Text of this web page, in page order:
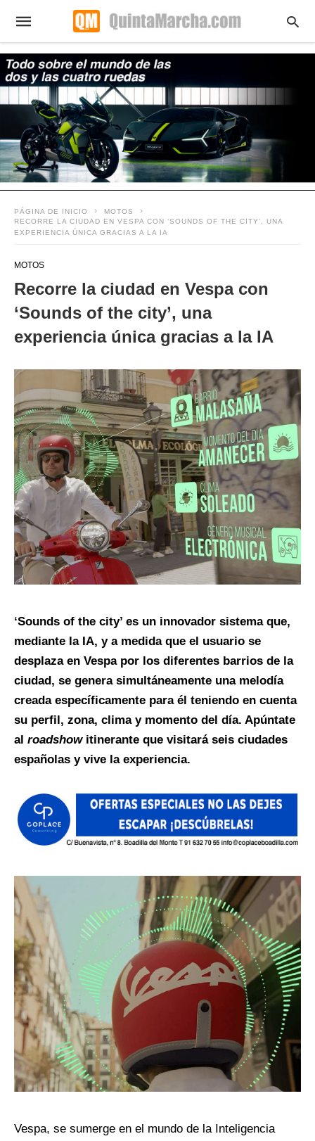
PÁGINA DE INICIO
MOTOS
RECORRE LA CIUDAD EN VESPA CON ‘SOUNDS OF THE CITY’, UNA
EXPERIENCIA ÚNICA GRACIAS A LA IA
MOTOS
Recorre la ciudad en Vespa con
‘Sounds of the city’, una
experiencia única gracias a la IA
‘Sounds of the city’ es un innovador sistema que,
mediante la IA, y a medida que el usuario se
desplaza en Vespa por los diferentes barrios de la
ciudad, se genera simultáneamente una melodía
creada específicamente para él teniendo en cuenta
su perfil, zona, clima y momento del día. Apúntate
al roadshowitinerante que visitará seis ciudades
españolas y vive la experiencia.
Vespa, se sumerge en el mundo de la Inteligencia